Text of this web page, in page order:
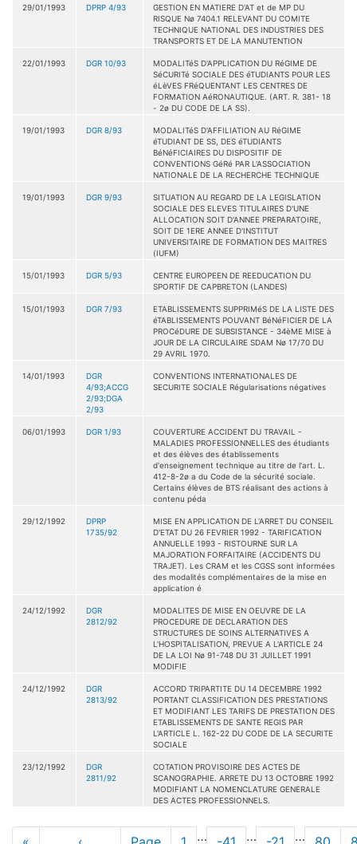
29/01/1993 DPRP 4/93
GESTION EN MATIERE D'AT et de MP DU
RISQUE Nø 7404.1 RELEVANT DU COMITE
TECHNIQUE NATIONAL DES INDUSTRIES DES
TRANSPORTS ET DE LA MANUTENTION
22/01/1993 DGR 10/93
MODALITéS D'APPLICATION DU RéGIME DE
SéCURITé SOCIALE DES éTUDIANTS POUR LES
éLèVES FRéQUENTANT LES CENTRES DE
FORMATION AéRONAUTIQUE. (ART. R. 381- 18
- 2ø DU CODE DE LA SS).
19/01/1993 DGR 8/93
MODALITéS D'AFFILIATION AU RéGIME
éTUDIANT DE SS, DES éTUDIANTS
BéNéFICIAIRES DU DISPOSITIF DE
CONVENTIONS GéRé PAR L'ASSOCIATION
NATIONALE DE LA RECHERCHE TECHNIQUE
19/01/1993 DGR 9/93
SITUATION AU REGARD DE LA LEGISLATION
SOCIALE DES ELEVES TITULAIRES D'UNE
ALLOCATION SOIT D'ANNEE PREPARATOIRE,
SOIT DE 1ERE ANNEE D'INSTITUT
UNIVERSITAIRE DE FORMATION DES MAITRES
(IUFM)
15/01/1993 DGR 5/93
CENTRE EUROPEEN DE REEDUCATION DU
SPORTIF DE CAPBRETON (LANDES)
15/01/1993 DGR 7/93
ETABLISSEMENTS SUPPRIMéS DE LA LISTE DES
éTABLISSEMENTS POUVANT BéNéFICIER DE LA
PROCéDURE DE SUBSISTANCE - 34èME MISE à
JOUR DE LA CIRCULAIRE SDAM Nø 17/70 DU
29 AVRIL 1970.
14/01/1993
DGR
4/93;ACCG
2/93;DGA
2/93
CONVENTIONS INTERNATIONALES DE
SECURITE SOCIALE Régularisations négatives
06/01/1993 DGR 1/93
COUVERTURE ACCIDENT DU TRAVAIL -
MALADIES PROFESSIONNELLES des étudiants
et des élèves des établissements
d'enseignement technique au titre de l'art. L.
412-8-2ø a du Code de la sécurité sociale.
Certains élèves de BTS réalisant des actions à
contenu péda
29/12/1992
DPRP
1735/92
MISE EN APPLICATION DE L'ARRET DU CONSEIL
D'ETAT DU 26 FEVRIER 1992 - TARIFICATION
ANNUELLE 1993 - RISTOURNE SUR LA
MAJORATION FORFAITAIRE (ACCIDENTS DU
TRAJET). Les CRAM et les CGSS sont informées
des modalités complémentaires de la mise en
application é
24/12/1992
DGR
2812/92
MODALITES DE MISE EN OEUVRE DE LA
PROCEDURE DE DECLARATION DES
STRUCTURES DE SOINS ALTERNATIVES A
L'HOSPITALISATION, PREVUE A L'ARTICLE 24
DE LA LOI Nø 91-748 DU 31 JUILLET 1991
MODIFIE
24/12/1992
DGR
2813/92
ACCORD TRIPARTITE DU 14 DECEMBRE 1992
PORTANT CLASSIFICATION DES PRESTATIONS
ET MODIFIANT LES TARIFS DE PRESTATION DES
ETABLISSEMENTS DE SANTE REGIS PAR
L'ARTICLE L. 162-22 DU CODE DE LA SECURITE
SOCIALE
23/12/1992
DGR
2811/92
COTATION PROVISOIRE DES ACTES DE
SCANOGRAPHIE. ARRETE DU 13 OCTOBRE 1992
MODIFIANT LA NOMENCLATURE GENERALE
DES ACTES PROFESSIONNELS.
Pagination … … …